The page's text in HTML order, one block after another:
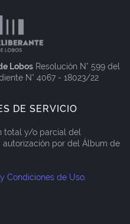
Lobos Resolución N° 599 del
N° 4067 - 18023/22
DE SERVICIO
total y/o parcial del
por del Álbum de
Condiciones de Uso.